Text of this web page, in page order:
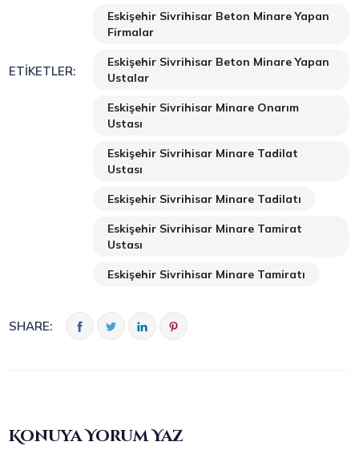
ETIKETLER:
Eskişehir Sivrihisar Beton Minare Yapan
Firmalar
Eskişehir Sivrihisar Beton Minare Yapan
Ustalar
Eskişehir Sivrihisar Minare Onarım
Ustası
Eskişehir Sivrihisar Minare Tadilat
Ustası
Eskişehir Sivrihisar Minare Tadilatı
Eskişehir Sivrihisar Minare Tamirat
Ustası
Eskişehir Sivrihisar Minare Tamiratı
SHARE:
Konuya Yorum Yaz